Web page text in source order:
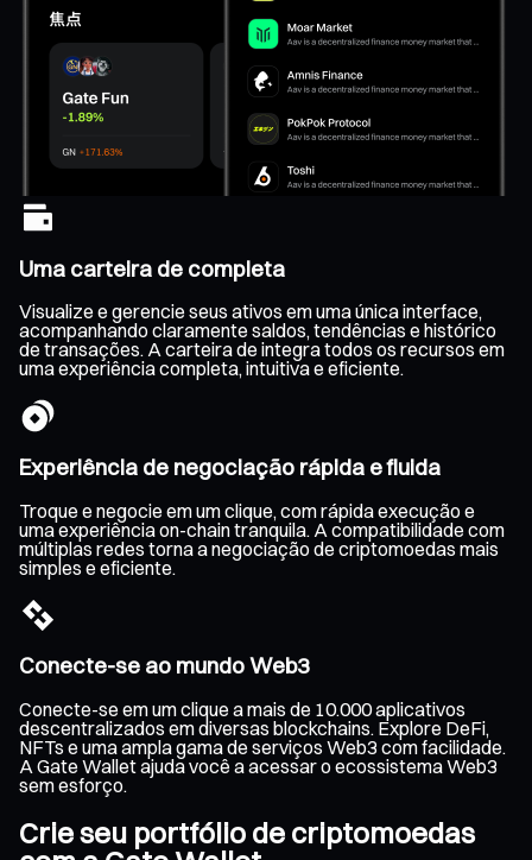
Uma carteira de completa
Visualize e gerencie seus ativos em uma única interface,
acompanhando claramente saldos, tendências e histórico
de transações. A carteira de integra todos os recursos em
uma experiência completa, intuitiva e eficiente.
Experiência de negociação rápida e fluida
Troque e negocie em um clique, com rápida execução e
uma experiência on-chain tranquila. A compatibilidade com
múltiplas redes torna a negociação de criptomoedas mais
simples e eficiente.
Conecte-se ao mundo Web3
Conecte-se em um clique a mais de 10.000 aplicativos
descentralizados em diversas blockchains. Explore DeFi,
NFTs e uma ampla gama de serviços Web3 com facilidade.
A Gate Wallet ajuda você a acessar o ecossistema Web3
sem esforço.
Crie seu portfólio de criptomoedas